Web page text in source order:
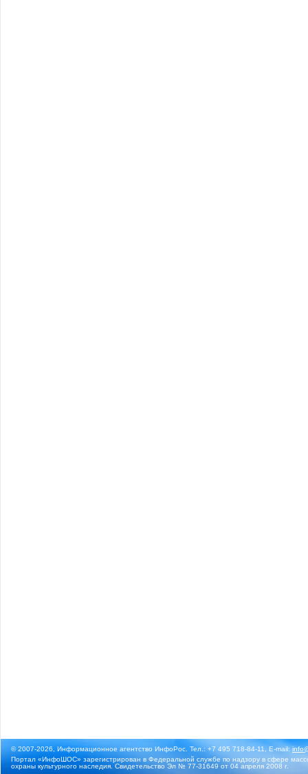
© 2007-2026, Информационное агентство ИнфоРос. Тел.: +7 495 718-84-11, E-mail:
Портал «ИнфоШОС» зарегистрирован в Федеральной службе по надзору в сфере
охраны культурного наследия. Свидетельство Эл № 77-31649 от 04 апреля 2008 г.